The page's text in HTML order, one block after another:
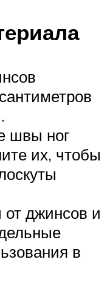
швы ног
их, чтобы
джинсов и
в